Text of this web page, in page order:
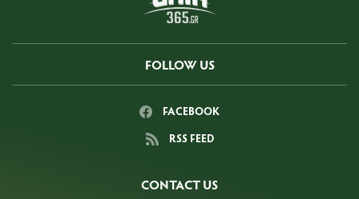
FOLLOW US
FACEBOOK
RSS FEED
CONTACT US